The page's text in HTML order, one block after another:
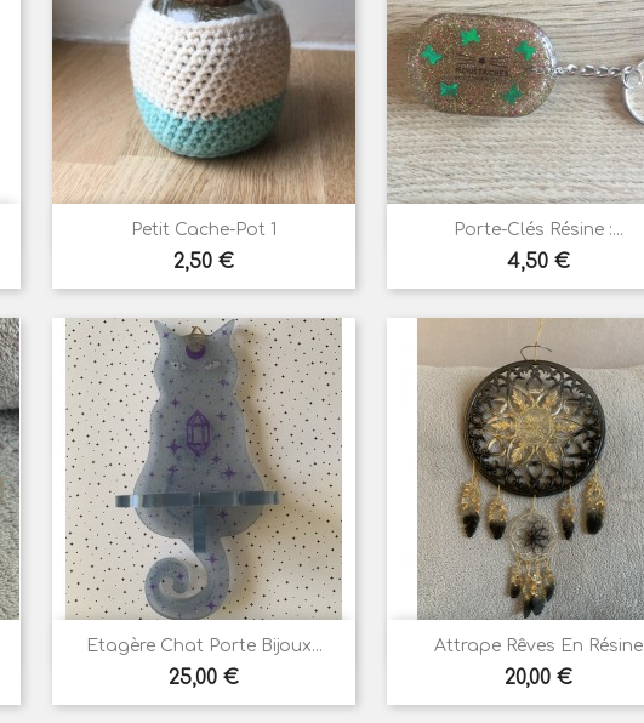
Petit Cache-Pot 1
Prix
2,50 €
Aperçu rapide Porte-Clés Résine :...
Prix
4,50 €
Aperçu rapide
Etagère Chat Porte Bijoux...
Prix
25,00 €
Aperçu rapide Attrape Rêves En Résine
Prix
20,00 €
Aperçu rapide